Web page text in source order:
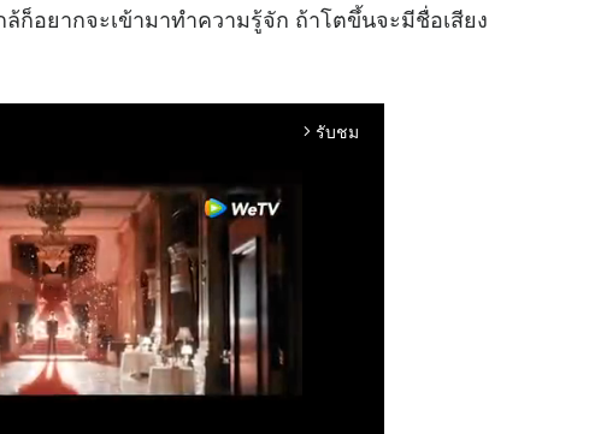
ก็อยากจะเข้ามาทำความรู้จัก ถ้าโตขึ้นจะมีชื่อเสียง
arrow_forward_ios รับชม